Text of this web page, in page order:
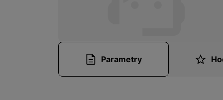
Parametry